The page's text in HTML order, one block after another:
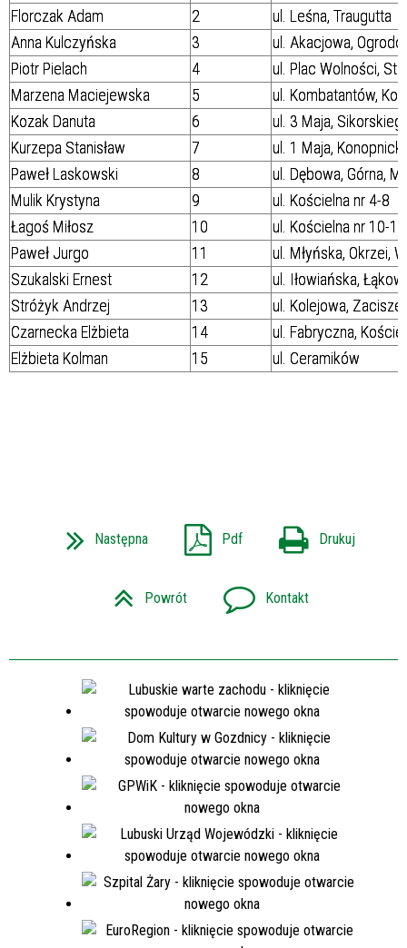
Florczak Adam
2
ul. Leśna, Traugutta
Anna Kulczyńska
3
ul. Akacjowa,
Piotr Pielach
4
ul. Plac Wolności,
Marzena Maciejewska
5
ul. Kombatantów,
Kozak Danuta
6
ul. 3 Maja,
Kurzepa Stanisław
7
ul. 1 Maja,
Paweł Laskowski
8
ul. Dębowa, Górna,
Mulik Krystyna
9
ul. Kościelna nr 4-8
Łagoś Miłosz
10
ul. Kościelna nr 10-14
Paweł Jurgo
11
ul. Młyńska, Okrzei,
Szukalski Ernest
12
ul. Iłowiańska,
Stróżyk Andrzej
13
ul. Kolejowa, Zacisze
Czarnecka Elżbieta
14
ul. Fabryczna,
Elżbieta Kolman
15 ul. Ceramików
Następna Pdf Drukuj
Powrót Kontakt